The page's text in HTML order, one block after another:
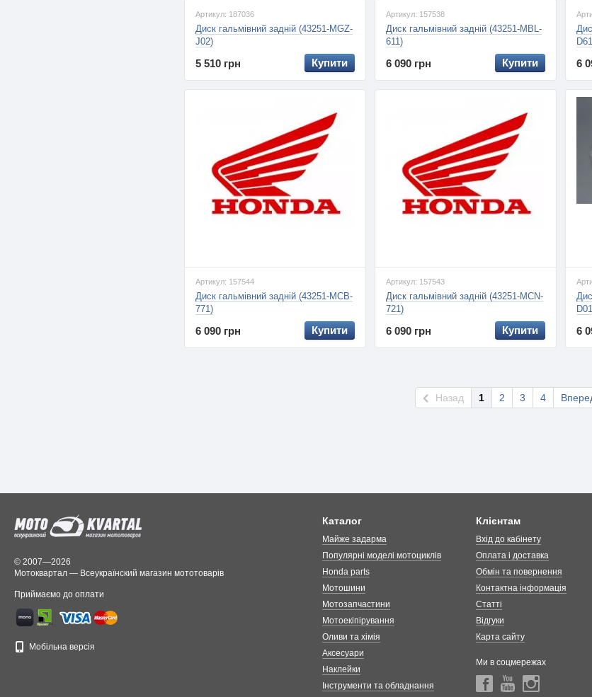
Артикул: 187036
Диск гальмівний задній (43251-MGZ-
J02)
5 510 грн Купити
Артикул: 157538
Диск гальмівний задній (43251-MBL-
611)
6 090 грн Купити 6
Артикул: 157544
Диск гальмівний задній (43251-MCB-
771)
6 090 грн Купити
Артикул: 157543
Диск гальмівний задній (43251-MCN-
721)
6 090 грн Купити 6
Назад 1 2 3 4
© 2007—2026
Мотоквартал — Всеукраїнский магазин мототоварів
Приймаємо до оплати
Мобільна версія
Каталог
Майже задарма
Популярні моделі мотоциклів
Honda parts
Мотошини
Мотозапчастини
Мотоекіпірування
Оливи та хімія
Аксесуари
Наклейки
Інструменти та обладнання
Клієнтам
Вхід до кабінету
Оплата і доставка
Обмін та повернення
Контактна інформація
Статті
Відгуки
Карта сайту
Ми в соцмережах